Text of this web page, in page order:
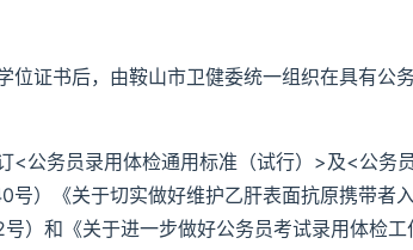
位证书后，由鞍山市卫健委统一组织在具有公
<公务员录用体检通用标准（试行）>及<公务
号）《关于切实做好维护乙肝表面抗原携带者
号）和《关于进一步做好公务员考试录用体检